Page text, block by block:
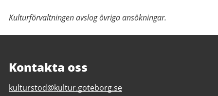
Kulturförvaltningen avslog övriga ansökningar.
Kontakta oss
E-
kulturstod@kultur.goteborg.se